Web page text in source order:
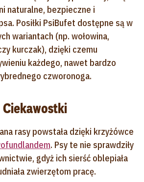
naturalne, bezpieczne i
Posiłki PsiBufet dostępne są w
wariantach (np. wołowina,
kurczak), dzięki czemu
każdego, nawet bardzo
czworonoga.
rasy powstała dzięki krzyżówce
. Psy te nie sprawdziły
gdyż ich sierść oblepiała
zwierzętom pracę.